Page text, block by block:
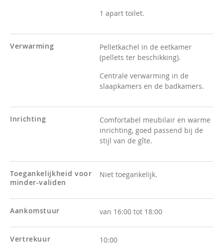
1 apart toilet.
Verwarming
Pelletkachel in de eetkamer
(pellets ter beschikking).
Centrale verwarming in de
slaapkamers en de badkamers.
Inrichting
Comfortabel meubilair en warme
inrichting, goed passend bij de
stijl van de gîte.
Toegankelijkheid voor
minder-validen
Niet toegankelijk.
Aankomstuur van 16:00 tot 18:00
Vertrekuur
10:00